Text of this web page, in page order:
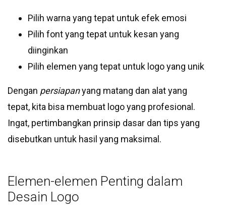
Pilih warna yang tepat untuk efek emosi
Pilih font yang tepat untuk kesan yang
diinginkan
Pilih elemen yang tepat untuk logo yang unik
Dengan persiapanyang matang dan alat yang
tepat, kita bisa membuat logo yang profesional.
Ingat, pertimbangkan prinsip dasar dan tips yang
disebutkan untuk hasil yang maksimal.
Elemen-elemen Penting dalam
Desain Logo